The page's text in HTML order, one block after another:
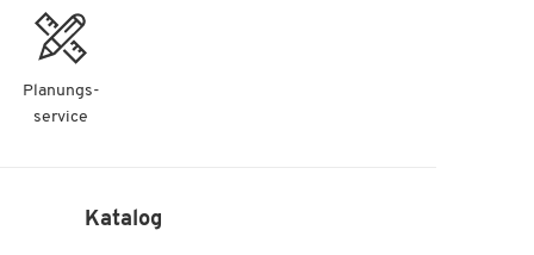
Planungs-
service
Katalog